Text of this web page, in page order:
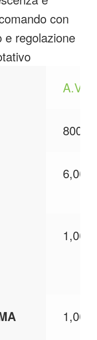
con
e regolazione
6,000
1,000
1,000